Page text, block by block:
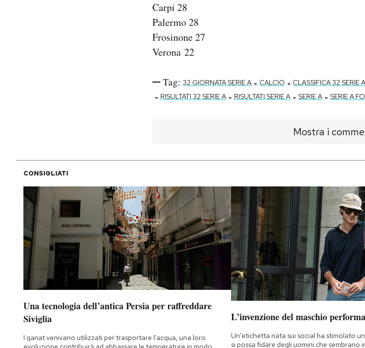
Carpi 28
Palermo 28
Frosinone 27
Verona 22
Tag: 32 GIORNATA SERIE A - CALCIO - CLASSIFICA 32 SERIE A
- RISULTATI 32 SERIE A - RISULTATI SERIE A - SERIE A - SERIE A
Mostra i
CONSIGLIATI
Una tecnologia dell’antica Persia per raffreddare
Siviglia
I qanat venivano utilizzati per trasportare l'acqua, una loro
L’invenzione del maschio
Un'etichetta nata sui social ha stimolato
si possa fidare degli uomini che sembrano